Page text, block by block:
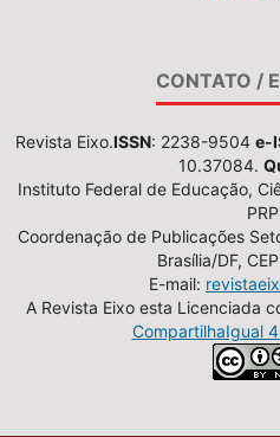
CONTATO /
Revista Eixo.ISSN: 2238-9504 e-
10.37084.
Instituto Federal de Educação,
Coordenação de Publicações
Brasília/DF,
E-mail:
A Revista Eixo esta Licenciada
CompartilhaIgual